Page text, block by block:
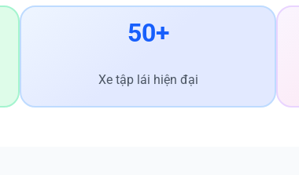
50+
Xe tập lái hiện đại